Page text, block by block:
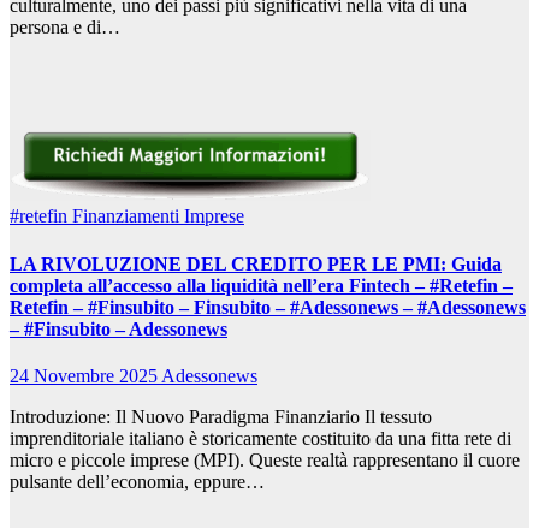
culturalmente, uno dei passi più significativi nella vita di una
persona e di…
#retefin Finanziamenti Imprese
LA RIVOLUZIONE DEL CREDITO PER LE PMI: Guida
completa all’accesso alla liquidità nell’era Fintech – #Retefin –
Retefin – #Finsubito – Finsubito – #Adessonews – #Adessonews
– #Finsubito – Adessonews
24 Novembre 2025 Adessonews
Introduzione: Il Nuovo Paradigma Finanziario Il tessuto
imprenditoriale italiano è storicamente costituito da una fitta rete di
micro e piccole imprese (MPI). Queste realtà rappresentano il cuore
pulsante dell’economia, eppure…